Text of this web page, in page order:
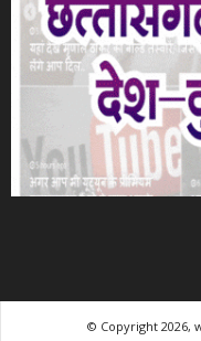
© Copyright 2026,